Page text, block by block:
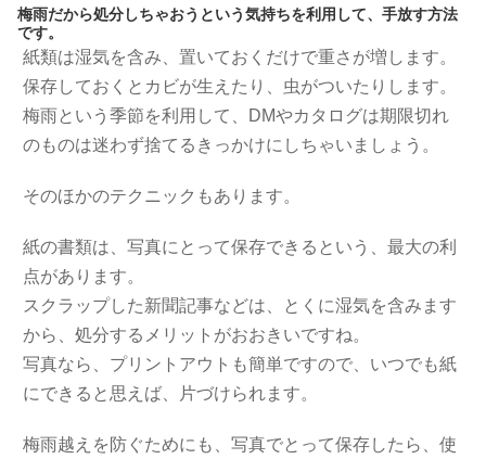
梅雨だから処分しちゃおうという気持ちを利用して、手放す方法
です。
紙類は湿気を含み、置いておくだけで重さが増します。
保存しておくとカビが生えたり、虫がついたりします。
梅雨という季節を利用して、DMやカタログは期限切れ
のものは迷わず捨てるきっかけにしちゃいましょう。
そのほかのテクニックもあります。
紙の書類は、写真にとって保存できるという、最大の利
点があります。
スクラップした新聞記事などは、とくに湿気を含みます
から、処分するメリットがおおきいですね。
写真なら、プリントアウトも簡単ですので、いつでも紙
にできると思えば、片づけられます。
梅雨越えを防ぐためにも、写真でとって保存したら、使